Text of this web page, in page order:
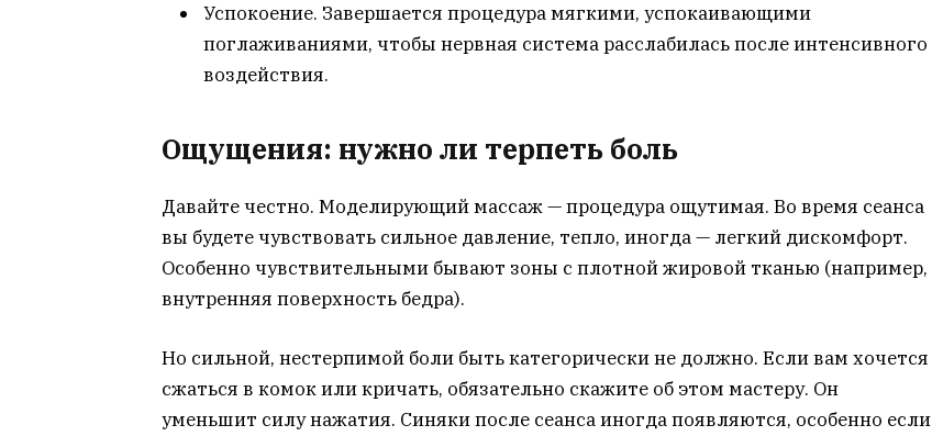
Успокоение. Завершается процедура мягкими, успокаивающими
поглаживаниями, чтобы нервная система расслабилась после интенсивного
воздействия.
Ощущения: нужно ли терпеть боль
Давайте честно. Моделирующий массаж — процедура ощутимая. Во время сеанса
вы будете чувствовать сильное давление, тепло, иногда — легкий дискомфорт.
Особенно чувствительными бывают зоны с плотной жировой тканью (например,
внутренняя поверхность бедра).
Но сильной, нестерпимой боли быть категорически не должно. Если вам хочется
сжаться в комок или кричать, обязательно скажите об этом мастеру. Он
уменьшит силу нажатия. Синяки после сеанса иногда появляются, особенно если